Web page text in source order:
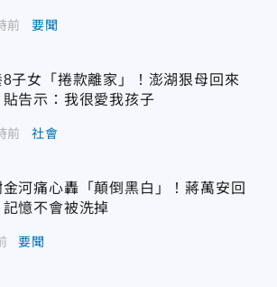
前 要聞
8子女「捲款離家」！澎湖狠母回來
貼告示：我很愛我孩子
前 社會
金河痛心轟「顛倒黑白」！蔣萬安回
記憶不會被洗掉
要聞